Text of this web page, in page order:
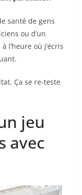
santé de gens
ou d’un
l’heure où j’écris
Ça se re-teste
jeu
avec